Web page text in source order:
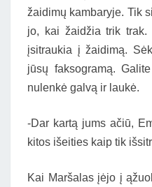
žaidimų kambaryje. Tik
jo, kai žaidžia trik trak.
įsitraukia į žaidimą.
jūsų faksogramą.
nulenkė galvą ir laukė.
-Dar kartą jums ačiū,
kitos išeities kaip tik
Kai Maršalas įėjo į